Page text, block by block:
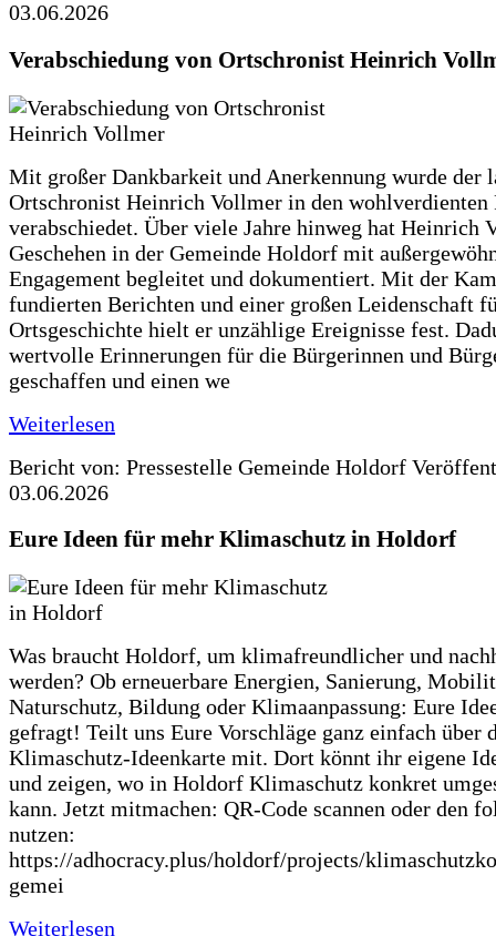
03.06.2026
Verabschiedung von Ortschronist Heinrich
Mit großer Dankbarkeit und Anerkennung wurde der
Ortschronist Heinrich Vollmer in den wohlverdienten
verabschiedet. Über viele Jahre hinweg hat Heinrich
Geschehen in der Gemeinde Holdorf mit
Engagement begleitet und dokumentiert. Mit der
fundierten Berichten und einer großen Leidenschaft
Ortsgeschichte hielt er unzählige Ereignisse fest.
wertvolle Erinnerungen für die Bürgerinnen und
geschaffen und einen we
Weiterlesen
Bericht von: Pressestelle Gemeinde Holdorf
03.06.2026
Eure Ideen für mehr Klimaschutz in Holdorf
Was braucht Holdorf, um klimafreundlicher und
werden? Ob erneuerbare Energien, Sanierung,
Naturschutz, Bildung oder Klimaanpassung: Eure
gefragt! Teilt uns Eure Vorschläge ganz einfach über
Klimaschutz-Ideenkarte mit. Dort könnt ihr eigene
und zeigen, wo in Holdorf Klimaschutz konkret
kann. Jetzt mitmachen: QR-Code scannen oder den
nutzen:
https://adhocracy.plus/holdorf/projects/
gemei
Weiterlesen